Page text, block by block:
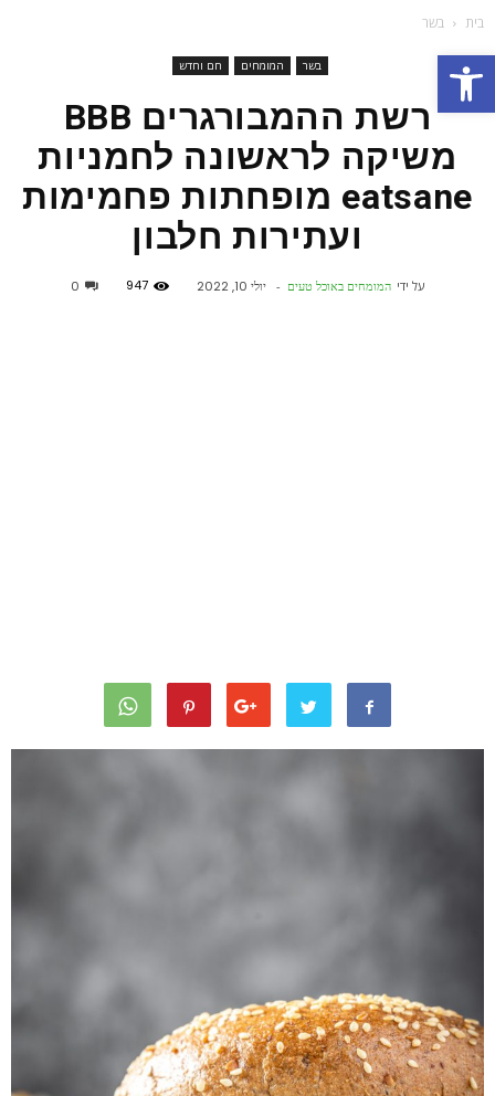
פתח סרגל נגישות
בית בשר
בשר המומחים חם וחדש
רשת ההמבורגרים BBB
משיקה לראשונה לחמניות
eatsane מופחתות פחמימות
ועתירות חלבון
על ידי המומחים באוכל טעים - יולי 10, 2022 947
0